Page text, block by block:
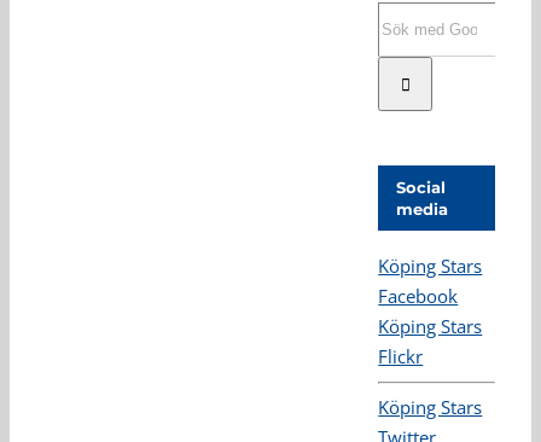
Social
media
Köping Stars
Facebook
Köping Stars
Flickr
Köping Stars